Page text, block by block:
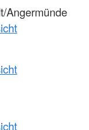
Angermünde